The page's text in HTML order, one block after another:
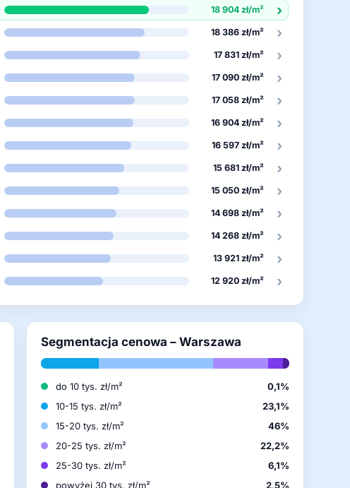
18 904 zł/m² ›
18 386 zł/m² ›
17 831 zł/m² ›
17 090 zł/m² ›
17 058 zł/m² ›
16 904 zł/m² ›
16 597 zł/m² ›
15 681 zł/m² ›
15 050 zł/m² ›
14 698 zł/m² ›
14 268 zł/m² ›
13 921 zł/m² ›
12 920 zł/m² ›
Segmentacja cenowa – Warszawa
do 10 tys. zł/m²
0,1%
10-15 tys. zł/m²
23,1%
15-20 tys. zł/m²
46%
20-25 tys. zł/m²
22,2%
25-30 tys. zł/m²
6,1%
powyżej 30 tys. zł/m²
2,5%